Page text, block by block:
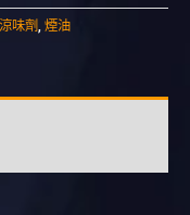
涼味劑 煙油